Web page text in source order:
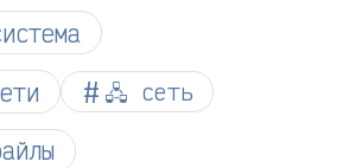
🖧 сеть